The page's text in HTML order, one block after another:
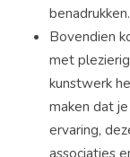
benadrukken.
Bovendien
met
kunstwerk
maken dat
ervaring,
associaties